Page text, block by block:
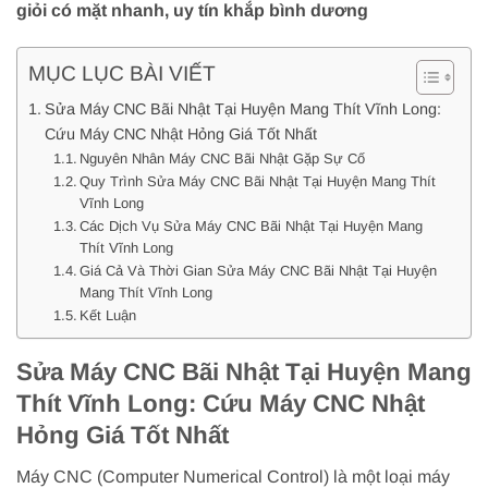
giỏi có mặt nhanh, uy tín khắp bình dương
MỤC LỤC BÀI VIẾT
Sửa Máy CNC Bãi Nhật Tại Huyện Mang Thít Vĩnh Long:
Cứu Máy CNC Nhật Hỏng Giá Tốt Nhất
Nguyên Nhân Máy CNC Bãi Nhật Gặp Sự Cố
Quy Trình Sửa Máy CNC Bãi Nhật Tại Huyện Mang Thít
Vĩnh Long
Các Dịch Vụ Sửa Máy CNC Bãi Nhật Tại Huyện Mang
Thít Vĩnh Long
Giá Cả Và Thời Gian Sửa Máy CNC Bãi Nhật Tại Huyện
Mang Thít Vĩnh Long
Kết Luận
Sửa Máy CNC Bãi Nhật Tại Huyện Mang
Thít Vĩnh Long: Cứu Máy CNC Nhật
Hỏng Giá Tốt Nhất
Máy CNC (Computer Numerical Control) là một loại máy